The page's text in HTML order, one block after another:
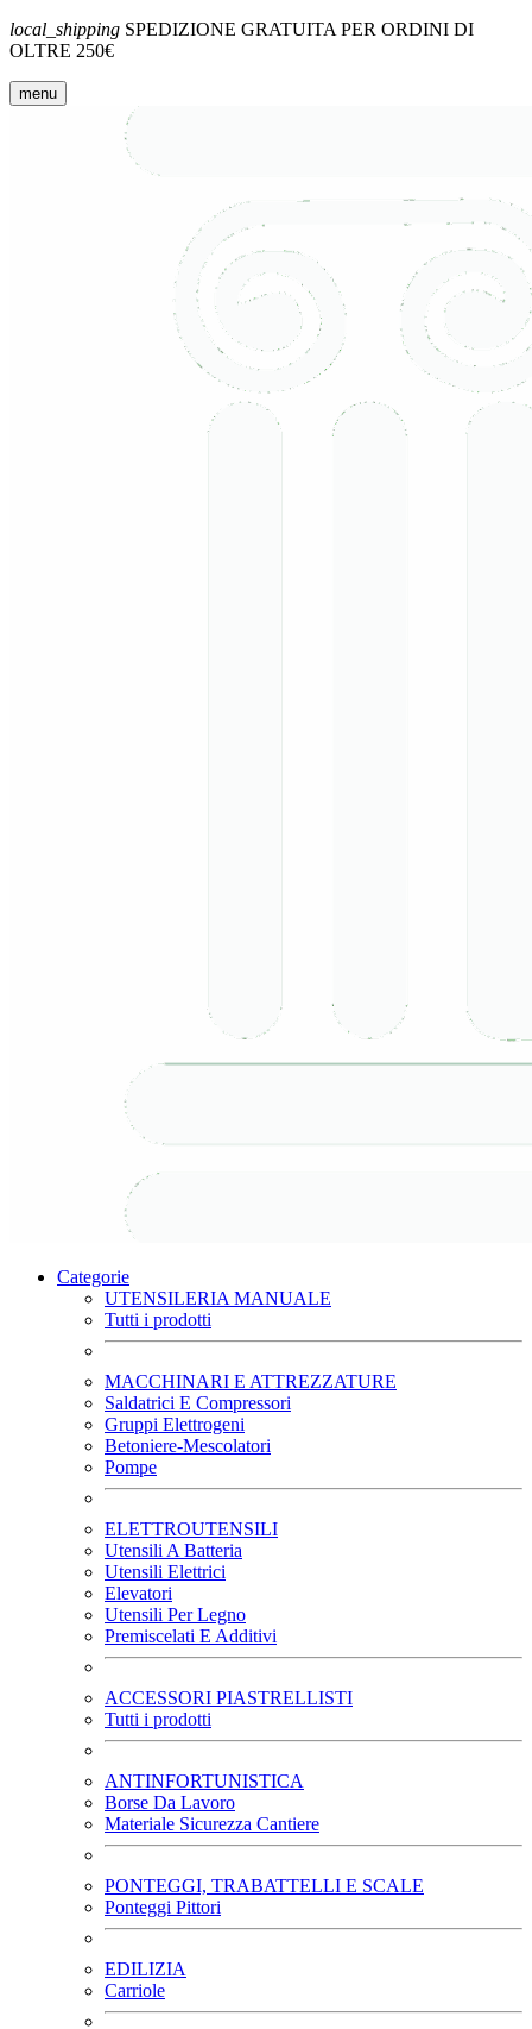
local_shipping SPEDIZIONE GRATUITA PER ORDINI DI
OLTRE 250€
menu
Categorie
UTENSILERIA MANUALE
Tutti i prodotti
MACCHINARI E ATTREZZATURE
Saldatrici E Compressori
Gruppi Elettrogeni
Betoniere-Mescolatori
Pompe
ELETTROUTENSILI
Utensili A Batteria
Utensili Elettrici
Elevatori
Utensili Per Legno
Premiscelati E Additivi
ACCESSORI PIASTRELLISTI
Tutti i prodotti
ANTINFORTUNISTICA
Borse Da Lavoro
Materiale Sicurezza Cantiere
PONTEGGI, TRABATTELLI E SCALE
Ponteggi Pittori
EDILIZIA
Carriole